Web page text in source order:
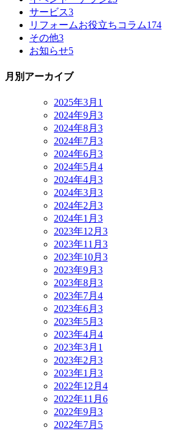
サービス3
リフォームお役立ちコラム174
その他3
お知らせ5
月別アーカイブ
2025年3月 1
2024年9月 3
2024年8月 3
2024年7月 3
2024年6月 3
2024年5月 4
2024年4月 3
2024年3月 3
2024年2月 3
2024年1月 3
2023年12月 3
2023年11月 3
2023年10月 3
2023年9月 3
2023年8月 3
2023年7月 4
2023年6月 3
2023年5月 3
2023年4月 4
2023年3月 1
2023年2月 3
2023年1月 3
2022年12月 4
2022年11月 6
2022年9月 3
2022年7月 5